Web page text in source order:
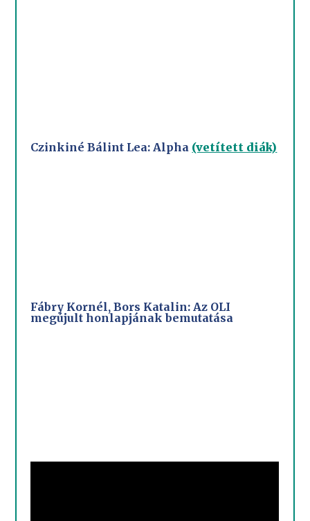
Czinkiné Bálint Lea: Alpha (vetített diák)
Fábry Kornél, Bors Katalin: Az OLI
megújult honlapjának bemutatása